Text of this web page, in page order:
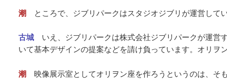
潮 ところで、ジブリパークはスタジオジブリが運営して
古城 いえ、ジブリパークは株式会社ジブリパークが運営
いて基本デザインの提案などを請け負っています。オリヲ
潮
映像展示室としてオリヲン座を作ろうというのは、そ